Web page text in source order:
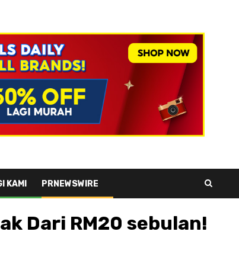
KAMI PRNEWSWIRE
Dari RM20 sebulan!